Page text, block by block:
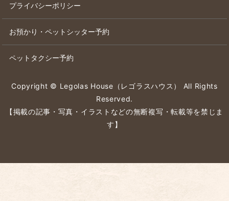
プライバシーポリシー
お預かり・ペットシッター予約
ペットタクシー予約
Copyright © Legolas House（レゴラスハウス） All Rights
Reserved.
【掲載の記事・写真・イラストなどの無断複写・転載等を禁じま
す】